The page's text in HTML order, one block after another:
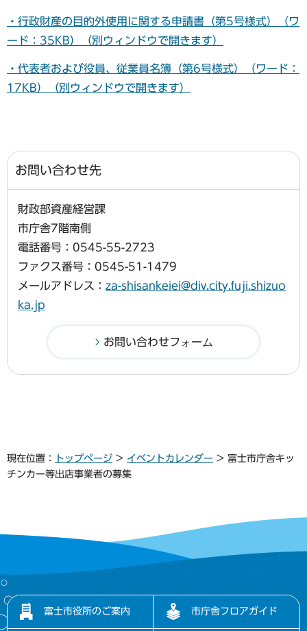
・行政財産の目的外使用に関する申請書（第5号様式）（ワ
ード：35KB）（別ウィンドウで開きます）
・代表者および役員、従業員名簿（第6号様式）（ワード：
17KB）（別ウィンドウで開きます）
お問い合わせ先
財政部資産経営課
市庁舎7階南側
電話番号：0545-55-2723
ファクス番号：0545-51-1479
メールアドレス： za-shisankeiei@div.city.fuji.shizuo
ka.jp
現在位置： トップページ > イベントカレンダー > 富士市庁舎キッ
チンカー等出店事業者の募集
富士市役所のご案内 市庁舎フロアガイド